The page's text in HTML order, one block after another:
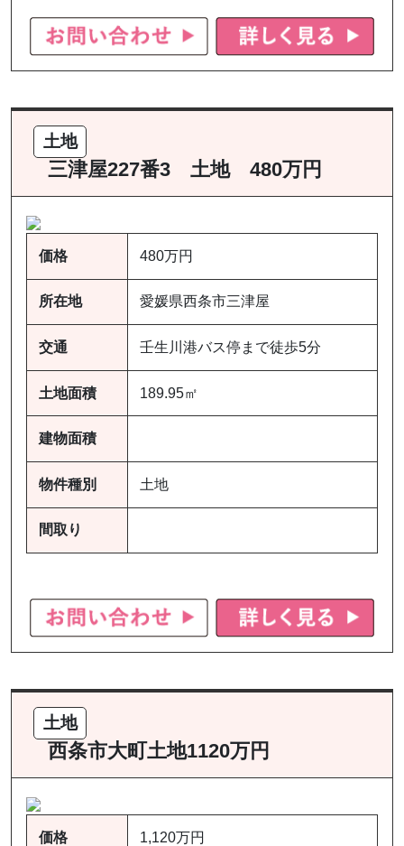
土地
三津屋227番3 土地 480万円
価格 480万円
所在地 愛媛県西条市三津屋
交通 壬生川港バス停まで徒歩5分
土地面積 189.95㎡
建物面積
物件種別 土地
間取り
土地
西条市大町土地1120万円
価格 1,120万円